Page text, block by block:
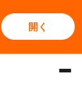
開く